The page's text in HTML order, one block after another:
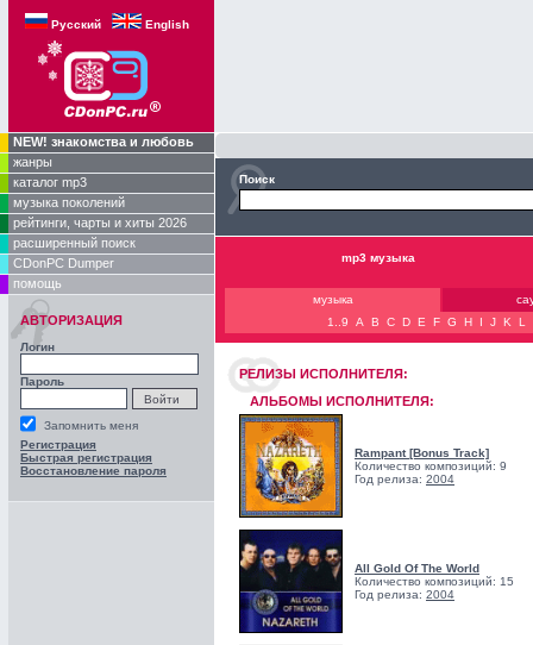
Русский English
NEW! знакомства и любовь
жанры
каталог mp3
музыка поколений
рейтинги, чарты и хиты 2026
расширенный поиск
CDonPC Dumper
помощь
АВТОРИЗАЦИЯ
Логин
Пароль
Запомнить меня
Регистрация
Быстрая регистрация
Восстановление пароля
Поиск
mp3 музыка
музыка
1..9
A B C D E F G H I J K L
РЕЛИЗЫ ИCПОЛНИТЕЛЯ:
АЛЬБОМЫ ИСПОЛНИТЕЛЯ:
Rampant [Bonus Track]
Количество композиций: 9
Год релиза: 2004
All Gold Of The World
Количество композиций: 15
Год релиза: 2004